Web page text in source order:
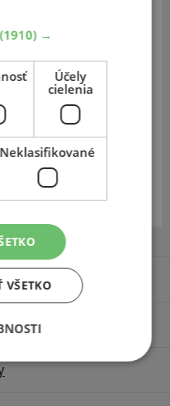
a 4x4) pre asfalt,
pneumatiky pre
obdobia, ale
pneumatiky pre
automobily kategórie
pneumatík z koncernu
do segmentu
za prijateľné ceny.
v eshope
(1910) →
Účely
cielenia
Neklasifikované
VŠETKO